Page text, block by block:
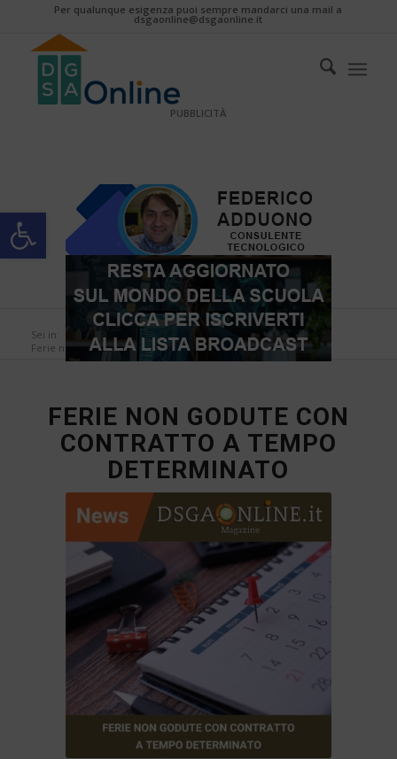
Apri la barra degli strumenti
Per qualunque esigenza puoi sempre mandarci una mail a
dsgaonline@dsgaonline.it
PUBBLICITÀ
Sei in: Home Notizie per tutti
Ferie non godute con contratto a tempo determinato
FERIE NON GODUTE CON
CONTRATTO A TEMPO
DETERMINATO